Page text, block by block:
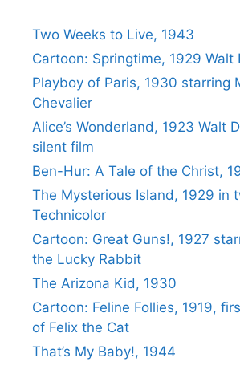
Two Weeks to Live, 1943
Cartoon: Springtime, 1929 Walt
Playboy of Paris, 1930 starring
Chevalier
Alice’s Wonderland, 1923 Walt
silent film
Ben-Hur: A Tale of the Christ,
The Mysterious Island, 1929 in
Technicolor
Cartoon: Great Guns!, 1927
the Lucky Rabbit
The Arizona Kid, 1930
Cartoon: Feline Follies, 1919,
of Felix the Cat
That’s My Baby!, 1944